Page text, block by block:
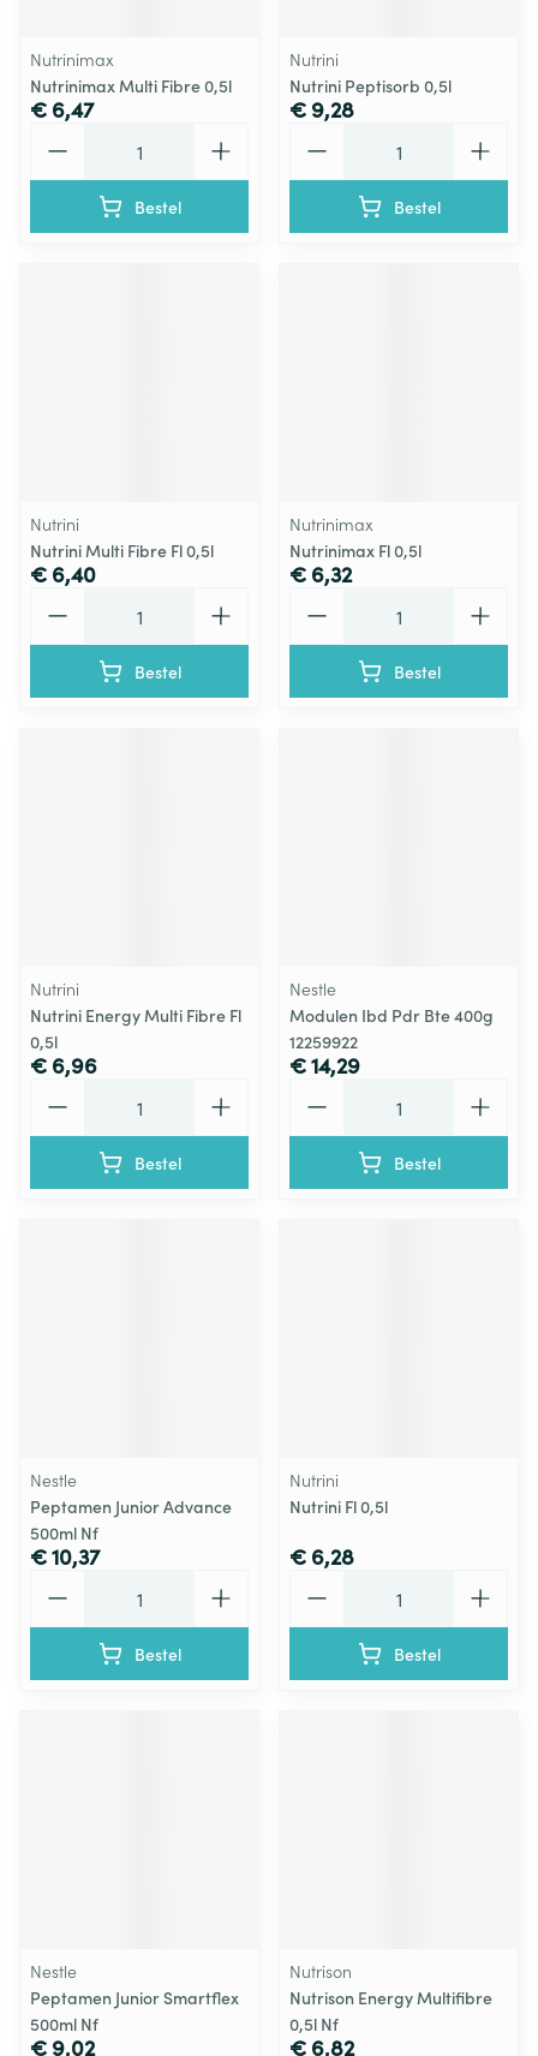
Nutrinimax
Nutrinimax Multi Fibre 0,5l
€ 6,47
Bestel
Nutrini
Nutrini Peptisorb 0,5l
€ 9,28
Bestel
Nutrini
Nutrini Multi Fibre Fl 0,5l
€ 6,40
Bestel
Nutrinimax
Nutrinimax Fl 0,5l
€ 6,32
Bestel
Nutrini
Nutrini Energy Multi Fibre Fl
0,5l
€ 6,96
Bestel
Nestle
Modulen Ibd Pdr Bte 400g
12259922
€ 14,29
Bestel
Nestle
Peptamen Junior Advance
500ml Nf
€ 10,37
Bestel
Nutrini
Nutrini Fl 0,5l
€ 6,28
Bestel
Nestle
Peptamen Junior Smartflex
500ml Nf
€ 9,02
Nutrison
Nutrison Energy Multifibre
0,5l Nf
€ 6,82